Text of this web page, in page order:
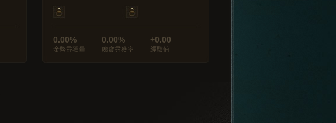
0.00%
金幣尋獲量
0.00%
魔寶尋獲率
+0.00
經驗值